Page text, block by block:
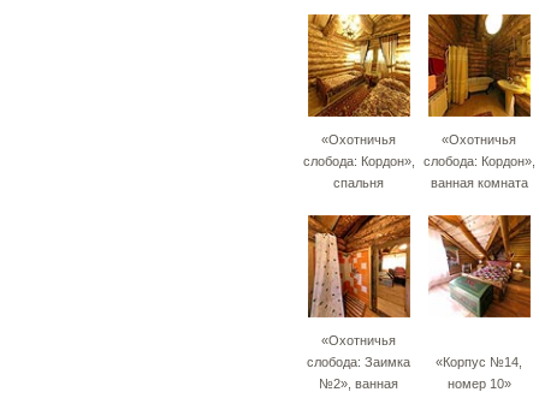
«Охотничья
слобода: Кордон»,
спальня
«Охотничья
слобода: Кордон»,
ванная комната
«Охотничья
слобода: Заимка
№2», ванная
«Корпус №14,
номер 10»